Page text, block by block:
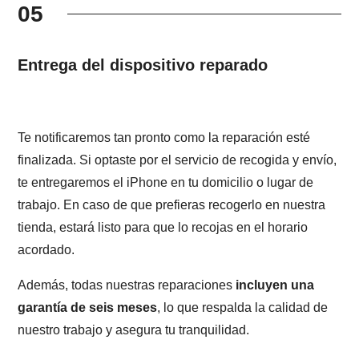
05
Entrega del dispositivo reparado
Te notificaremos tan pronto como la reparación esté
finalizada. Si optaste por el servicio de recogida y envío,
te entregaremos el iPhone en tu domicilio o lugar de
trabajo. En caso de que prefieras recogerlo en nuestra
tienda, estará listo para que lo recojas en el horario
acordado.
Además, todas nuestras reparaciones incluyen una
garantía de seis meses, lo que respalda la calidad de
nuestro trabajo y asegura tu tranquilidad.